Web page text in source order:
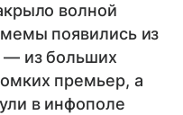
волной
появились из
— из больших
премьер, а
в инфополе